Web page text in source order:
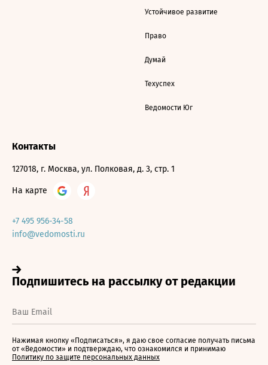
Устойчивое развитие
Право
Думай
Техуспех
Ведомости Юг
Контакты
127018, г. Москва, ул. Полковая, д. 3, стр. 1
На карте
+7 495 956-34-58
info@vedomosti.ru
Нажимая кнопку «Подписаться», я даю свое согласие получать письма
от «Ведомости» и подтверждаю, что ознакомился и принимаю
Политику по защите персональных данных